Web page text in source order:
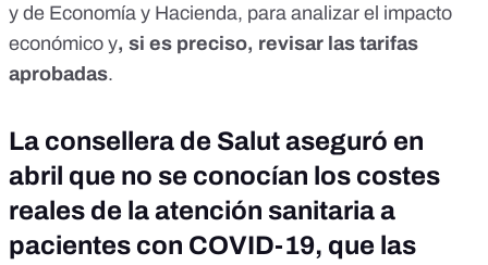
y de Economía y Hacienda, para analizar el impacto
económico y, si es preciso, revisar las tarifas
aprobadas.
La consellera de Salut aseguró en
abril que no se conocían los costes
reales de la atención sanitaria a
pacientes con COVID-19, que las